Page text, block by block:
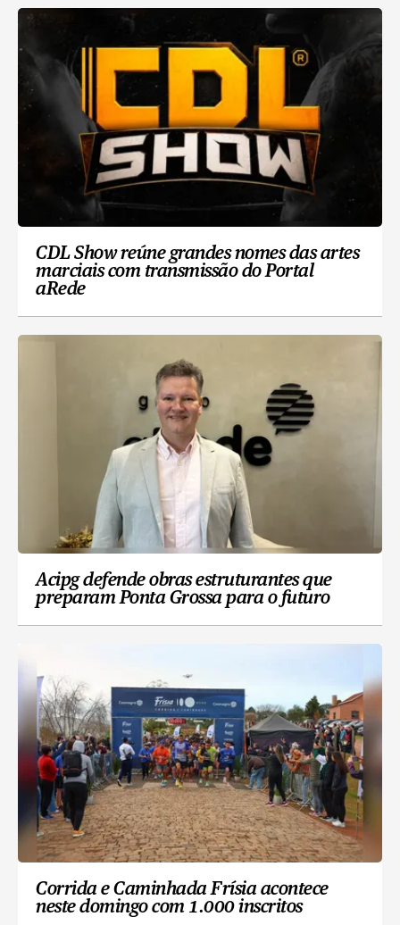
CDL Show reúne grandes nomes das artes
marciais com transmissão do Portal
aRede
Acipg defende obras estruturantes que
preparam Ponta Grossa para o futuro
Corrida e Caminhada Frísia acontece
neste domingo com 1.000 inscritos